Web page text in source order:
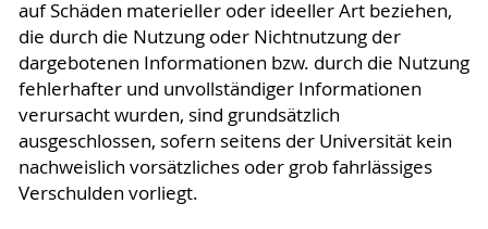
auf Schäden materieller oder ideeller Art beziehen,
die durch die Nutzung oder Nichtnutzung der
dargebotenen Informationen bzw. durch die Nutzung
fehlerhafter und unvollständiger Informationen
verursacht wurden, sind grundsätzlich
ausgeschlossen, sofern seitens der Universität kein
nachweislich vorsätzliches oder grob fahrlässiges
Verschulden vorliegt.